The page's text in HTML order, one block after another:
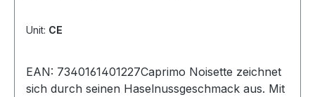
Unit: CE
EAN: 7340161401227Caprimo Noisette zeichnet
sich durch seinen Haselnussgeschmack aus. Mit